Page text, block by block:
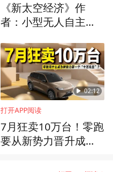
《新太空经济》作
者：小型无人自主空
能实现商业化
02:12
打开APP阅读
7月狂卖10万台！零跑
要从新势力晋升成主